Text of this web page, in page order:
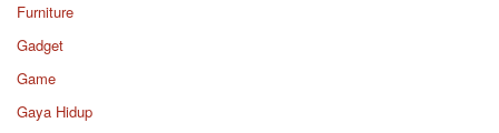
Furniture
Gadget
Game
Gaya Hidup